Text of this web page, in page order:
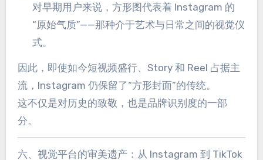
对早期用户来说，方形图代表着 Instagram 的
“原始气质”——那种介于艺术与日常之间的视觉仪
式。
因此，即使如今短视频盛行、Story 和 Reel 占据主
流，Instagram 仍保留了“方形封面”的传统。
这不仅是对历史的致敬，也是品牌识别度的一部
分。
六、视觉平台的审美遗产：从 Instagram 到 TikTok